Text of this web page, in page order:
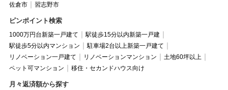
佐倉市
習志野市
ピンポイント検索
1000万円台新築一戸建て
駅徒歩15分以内新築一戸建
駅徒歩5分以内マンション
駐車場2台以上新築一戸建て
リノベーション一戸建て
リノベーションマンション
土地60坪以上
ペット可マンション
移住・セカンドハウス向け
月々返済額から探す